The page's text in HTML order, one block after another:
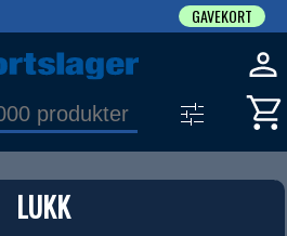
LUKK
GAVEKORT
PRODUKT
Produkter (1)